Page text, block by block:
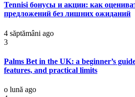
Tennisi бонусы и акции: как
предложений без лишних ожиданий
4 săptămâni ago
3
Palms Bet in the UK: a beginner’s
features, and practical limits
o lună ago